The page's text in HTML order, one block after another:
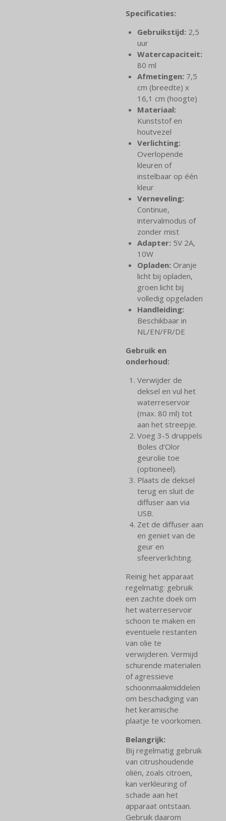
Specificaties:
Gebruikstijd: 2,5
uur
Watercapaciteit:
80 ml
Afmetingen: 7,5
cm (breedte) x
16,1 cm (hoogte)
Materiaal:
Kunststof en
houtvezel
Verlichting:
Overlopende
kleuren of
instelbaar op één
kleur
Verneveling:
Continue,
intervalmodus of
zonder mist
Adapter: 5V 2A,
10W
Opladen: Oranje
licht bij opladen,
groen licht bij
volledig opgeladen
Handleiding:
Beschikbaar in
NL/EN/FR/DE
Gebruik en
onderhoud:
Verwijder de
deksel en vul het
waterreservoir
(max. 80 ml) tot
aan het streepje.
Voeg 3-5 druppels
Boles d’Olor
geurolie toe
(optioneel).
Plaats de deksel
terug en sluit de
diffuser aan via
USB.
Zet de diffuser aan
en geniet van de
geur en
sfeerverlichting.
Reinig het apparaat
regelmatig: gebruik
een zachte doek om
het waterreservoir
schoon te maken en
eventuele restanten
van olie te
verwijderen. Vermijd
schurende materialen
of agressieve
schoonmaakmiddelen
om beschadiging van
het keramische
plaatje te voorkomen.
Belangrijk:
Bij regelmatig gebruik
van citrushoudende
oliën, zoals citroen,
kan verkleuring of
schade aan het
apparaat ontstaan.
Gebruik daarom